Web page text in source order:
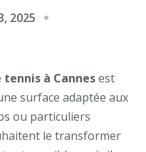
2025
à Cannesest
surface adaptée aux
ou particuliers
le transformer